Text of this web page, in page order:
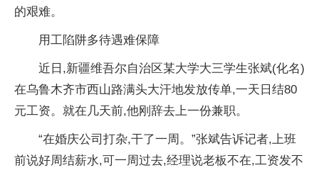
的艰难。
用工陷阱多待遇难保障
近日,新疆维吾尔自治区某大学大三学生张斌(化名)
在乌鲁木齐市西山路满头大汗地发放传单,一天日结80
元工资。就在几天前,他刚辞去上一份兼职。
“在婚庆公司打杂,干了一周。”张斌告诉记者,上班
前说好周结薪水,可一周过去,经理说老板不在,工资发不